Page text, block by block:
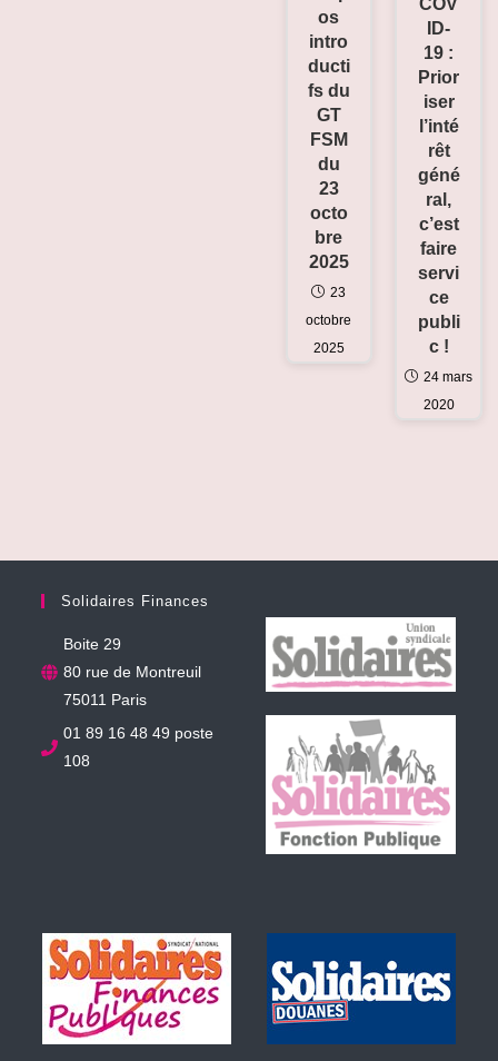
COV
ID-
19 :
Prior
iser
l’inté
rêt
géné
ral,
c’est
faire
servi
ce
publi
c !
24 mars
2020
os
intro
ducti
fs du
GT
FSM
du
23
octo
bre
2025
23
octobre
2025
Solidaires Finances
Boite 29
80 rue de Montreuil
75011 Paris
01 89 16 48 49 poste
108